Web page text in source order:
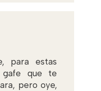
para estas
gafe que te
pero oye,